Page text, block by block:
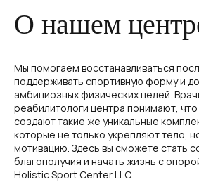
О нашем
Мы помогаем восстанавливаться
поддерживать спортивную форму и
амбициозных физических целей.
реабилитологи центра понимают,
создают такие же уникальные
которые не только укрепляют тело,
мотивацию. Здесь вы сможете стать
благополучия и начать жизнь с
Holistic Sport Center LLC.
ИЛИ НАПИШИТЕ
ПРОСТО ПОЗВОНИТЕ НАМ
+7 (351) 255-55-13